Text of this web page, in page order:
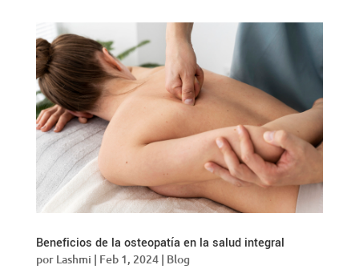
Beneficios de la osteopatía en la salud integral
por Lashmi | Feb 1, 2024| Blog